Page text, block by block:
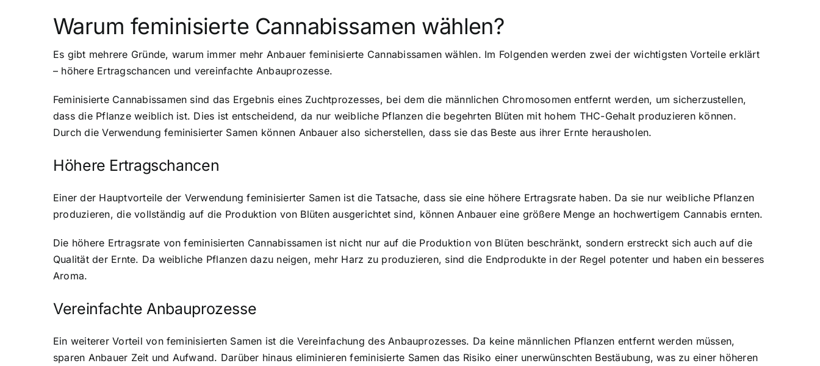
Warum feminisierte Cannabissamen wählen?
Es gibt mehrere Gründe, warum immer mehr Anbauer feminisierte Cannabissamen wählen. Im Folgenden werden zwei der wichtigsten Vorteile erklärt
– höhere Ertragschancen und vereinfachte Anbauprozesse.
Feminisierte Cannabissamen sind das Ergebnis eines Zuchtprozesses, bei dem die männlichen Chromosomen entfernt werden, um sicherzustellen,
dass die Pflanze weiblich ist. Dies ist entscheidend, da nur weibliche Pflanzen die begehrten Blüten mit hohem THC-Gehalt produzieren können.
Durch die Verwendung feminisierter Samen können Anbauer also sicherstellen, dass sie das Beste aus ihrer Ernte herausholen.
Höhere Ertragschancen
Einer der Hauptvorteile der Verwendung feminisierter Samen ist die Tatsache, dass sie eine höhere Ertragsrate haben. Da sie nur weibliche Pflanzen
produzieren, die vollständig auf die Produktion von Blüten ausgerichtet sind, können Anbauer eine größere Menge an hochwertigem Cannabis ernten.
Die höhere Ertragsrate von feminisierten Cannabissamen ist nicht nur auf die Produktion von Blüten beschränkt, sondern erstreckt sich auch auf die
Qualität der Ernte. Da weibliche Pflanzen dazu neigen, mehr Harz zu produzieren, sind die Endprodukte in der Regel potenter und haben ein besseres
Aroma.
Vereinfachte Anbauprozesse
Ein weiterer Vorteil von feminisierten Samen ist die Vereinfachung des Anbauprozesses. Da keine männlichen Pflanzen entfernt werden müssen,
sparen Anbauer Zeit und Aufwand. Darüber hinaus eliminieren feminisierte Samen das Risiko einer unerwünschten Bestäubung, was zu einer höheren